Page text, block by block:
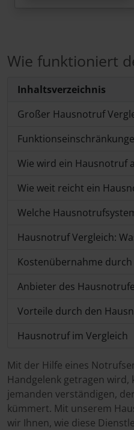
Wie funktioniert
Inhaltsverzeichnis
Großer Hausnotruf
Wie wird ein Hausnotruf
Wie weit reicht ein
Welche
Hausnotruf Vergleich:
Kostenübernahme durch
Anbieter des
Vorteile durch den
Hausnotruf im Vergleich
Mit der Hilfe eines
Handgelenk getragen
jemanden verständigen,
kümmert. Mit unserem
wir Ihnen, wie diese